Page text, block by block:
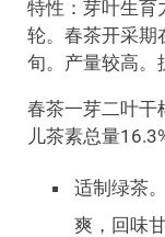
特性：芽叶生育
轮。春茶开采期
旬。产量较高。
春茶一芽二叶干
儿茶素总量
适制绿茶
爽，回味甘